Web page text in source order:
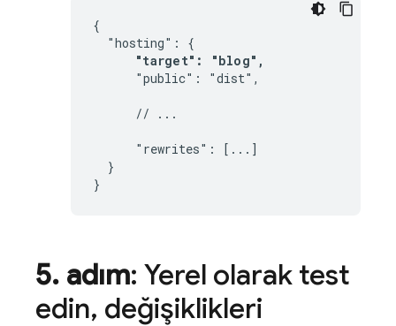
{
  "hosting": {
"target": "blog",
      "public": "dist",
      // ...
      "rewrites": [...]
  }
}
5. adım: Yerel olarak test
edin, değişiklikleri